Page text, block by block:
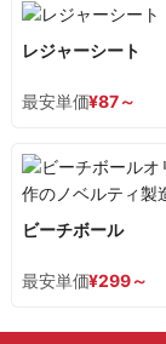
最安単価¥87～
レジャーシート
最安単価¥299～
ビーチボール